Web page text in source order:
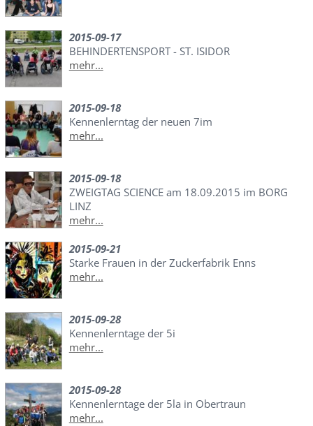
2015-09-17
BEHINDERTENSPORT - ST. ISIDOR
mehr...
2015-09-18
Kennenlerntag der neuen 7im
mehr...
2015-09-18
ZWEIGTAG SCIENCE am 18.09.2015 im BORG
LINZ
mehr...
2015-09-21
Starke Frauen in der Zuckerfabrik Enns
mehr...
2015-09-28
Kennenlerntage der 5i
mehr...
2015-09-28
Kennenlerntage der 5la in Obertraun
mehr...